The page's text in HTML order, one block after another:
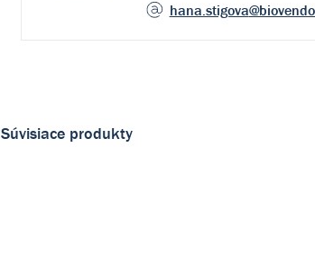
hana.stigova
Súvisiace produkty